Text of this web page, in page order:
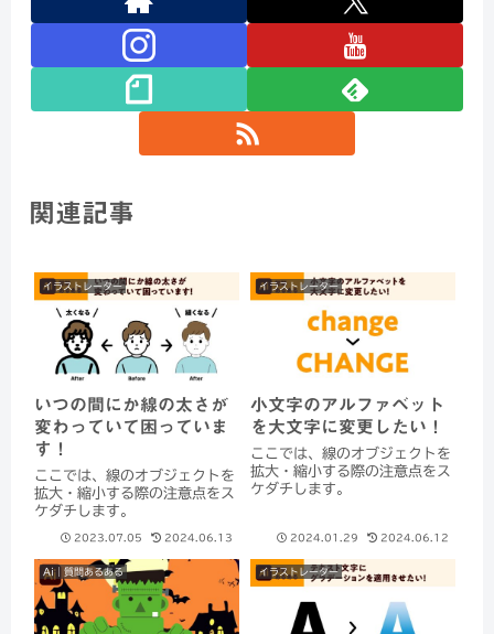
関連記事
イラストレーター
いつの間にか線の太さが
変わっていて困っていま
す！
ここでは、線のオブジェクトを
拡大・縮小する際の注意点をス
ケダチします。
2023.07.05 2024.06.13
イラストレーター
小文字のアルファベット
を大文字に変更したい！
ここでは、線のオブジェクトを
拡大・縮小する際の注意点をス
ケダチします。
2024.01.29 2024.06.12
Ai｜質問あるある イラストレーター